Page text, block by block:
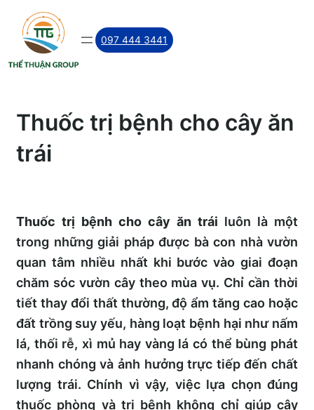
Skip
content
097 444 3441
Thuốc trị bệnh cho cây ăn
trái
Thuốc trị bệnh cho cây ăn trái luôn là một
trong những giải pháp được bà con nhà vườn
quan tâm nhiều nhất khi bước vào giai đoạn
chăm sóc vườn cây theo mùa vụ. Chỉ cần thời
tiết thay đổi thất thường, độ ẩm tăng cao hoặc
đất trồng suy yếu, hàng loạt bệnh hại như nấm
lá, thối rễ, xì mủ hay vàng lá có thể bùng phát
nhanh chóng và ảnh hưởng trực tiếp đến chất
lượng trái. Chính vì vậy, việc lựa chọn đúng
thuốc phòng và trị bệnh không chỉ giúp cây